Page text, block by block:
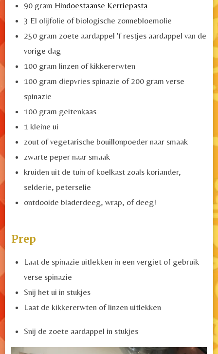
90 gram Hindoestaanse Kerriepasta
3 El olijfolie of biologische zonnebloemolie
250 gram zoete aardappel 'f restjes aardappel van de
vorige dag
100 gram linzen of kikkererwten
100 gram diepvries spinazie of 200 gram verse
spinazie
100 gram geitenkaas
1 kleine ui
zout of vegetarische bouillonpoeder naar smaak
zwarte peper naar smaak
kruiden uit de tuin of koelkast zoals koriander,
selderie, peterselie
ontdooide bladerdeeg, wrap, of deeg!
Prep
Laat de spinazie uitlekken in een vergiet of gebruik
verse spinazie
Snij het ui in stukjes
Laat de kikkererwten of linzen uitlekken
Snij de zoete aardappel in stukjes